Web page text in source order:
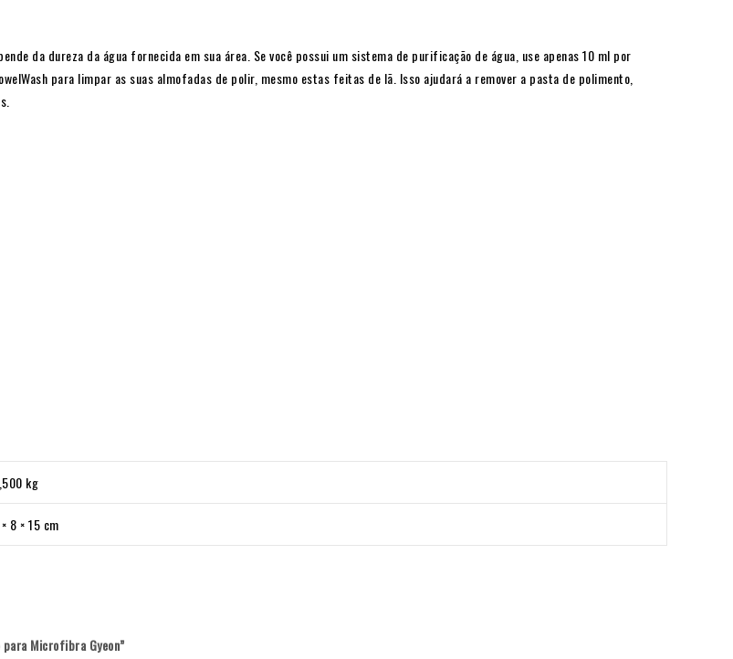
da dureza da água fornecida em sua área. Se você possui um sistema de purificação de água, use apenas 10 ml por
para limpar as suas almofadas de polir, mesmo estas feitas de lã. Isso ajudará a remover a pasta de polimento,
kg
8 × 15 cm
Microfibra Gyeon”